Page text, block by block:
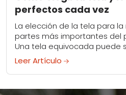
perfectos cada vez
La elección de la tela para
partes más importantes del
Una tela equivocada puede
Aprenda un par de...
Leer Artículo